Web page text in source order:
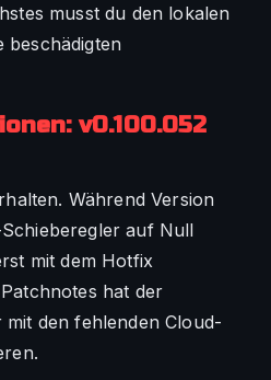
musst du den lokalen
beschädigten
v0.100.052
Während Version
auf Null
mit dem Hotfix
hat der
den fehlenden Cloud-